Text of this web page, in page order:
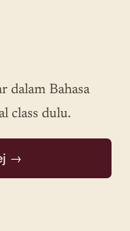
dalam Bahasa
class dulu.
→